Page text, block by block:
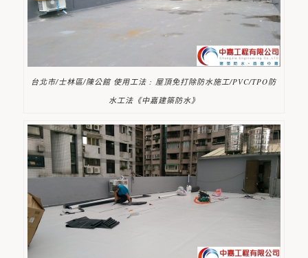
台北市/士林區/陳公館 使用工法 : 屋頂免打除防水施工/PVC/TPO防
水工法《中嘉建築防水》